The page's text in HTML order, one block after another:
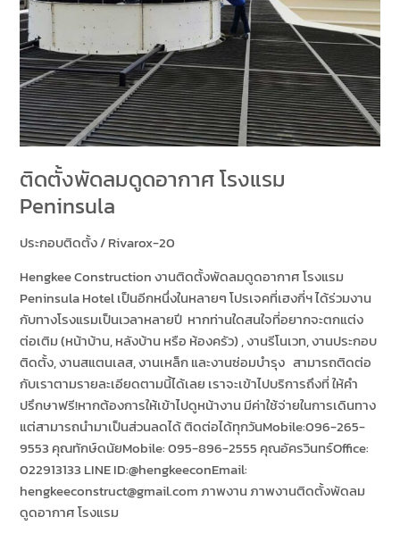
ติดตั้งพัดลมดูดอากาศ โรงแรม
Peninsula
ประกอบติดตั้ง/Rivarox-20
Hengkee Construction งานติดตั้งพัดลมดูดอากาศ โรงแรม
Peninsula Hotel เป็นอีกหนึ่งในหลายๆ โปรเจคที่เฮงกี่ฯ ได้ร่วมงาน
กับทางโรงแรมเป็นเวลาหลายปี หากท่านใดสนใจที่อยากจะตกแต่ง
ต่อเติม (หน้าบ้าน, หลังบ้าน หรือ ห้องครัว) , งานรีโนเวท, งานประกอบ
ติดตั้ง, งานสแตนเลส, งานเหล็ก และงานซ่อมบำรุง สามารถติดต่อ
กับเราตามรายละเอียดตามนี้ได้เลย เราจะเข้าไปบริการถึงที่ ให้คำ
ปรึกษาฟรี!หากต้องการให้เข้าไปดูหน้างาน มีค่าใช้จ่ายในการเดินทาง
แต่สามารถนำมาเป็นส่วนลดได้ ติดต่อได้ทุกวันMobile:096-265-
9553 คุณทักษ์ดนัยMobile: 095-896-2555 คุณอัครวินทร์Office:
022913133 LINE ID:@hengkeeconEmail:
hengkeeconstruct@gmail.com ภาพงาน ภาพงานติดตั้งพัดลม
ดูดอากาศ โรงแรม